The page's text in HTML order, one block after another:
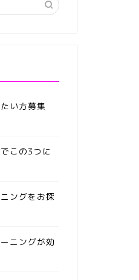
い方募集
この3つに
ングをお探
ニングが効